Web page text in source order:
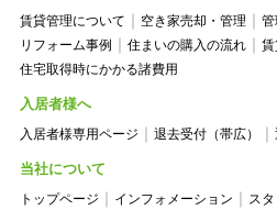
賃貸管理について 空き家売却・管理
管
リフォーム事例
住まいの購入の流れ
賃
住宅取得時にかかる諸費用
入居者様へ
入居者様専用ページ 退去受付（帯広）
当社について
トップページ インフォメーション ス